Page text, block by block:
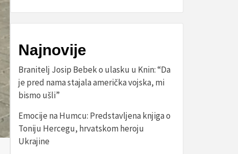
Najnovije
Branitelj Josip Bebek o ulasku u Knin: “Da
je pred nama stajala američka vojska, mi
bismo ušli”
Emocije na Humcu: Predstavljena knjiga o
Toniju Hercegu, hrvatskom heroju
Ukrajine